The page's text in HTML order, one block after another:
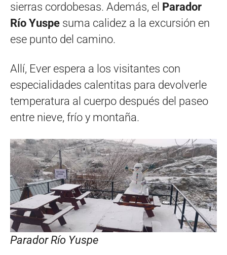
sierras cordobesas. Además, el Parador
Río Yuspe suma calidez a la excursión en
ese punto del camino.
Allí, Ever espera a los visitantes con
especialidades calentitas para devolverle
temperatura al cuerpo después del paseo
entre nieve, frío y montaña.
Parador Río Yuspe